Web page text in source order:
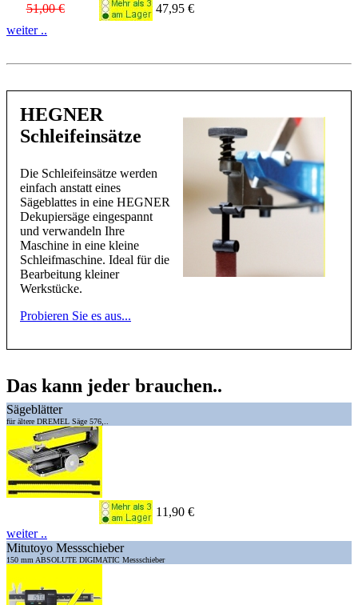
51,00 €
47,95 €
weiter ..
HEGNER
Schleifeinsätze
Die Schleifeinsätze werden
einfach anstatt eines
Sägeblattes in eine HEGNER
Dekupiersäge eingespannt
und verwandeln Ihre
Maschine in eine kleine
Schleifmaschine. Ideal für die
Bearbeitung kleiner
Werkstücke.
Probieren Sie es aus...
Das kann jeder brauchen..
Sägeblätter
für ältere DREMEL Säge 576,..
11,90 €
weiter ..
Mitutoyo Messschieber
150 mm ABSOLUTE DIGIMATIC Messschieber